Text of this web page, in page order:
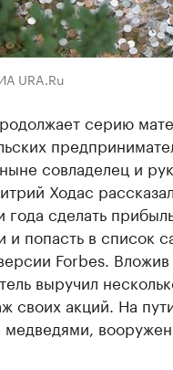
URA.Ru
серию
совладелец и
Ходас
года сделать
и попасть в список
Forbes.
выручил
своих акций. На
медведями,